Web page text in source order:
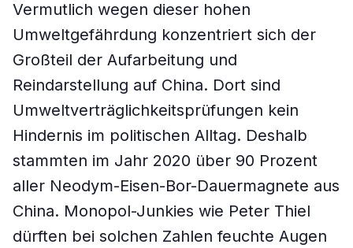
Vermutlich wegen dieser hohen
Umweltgefährdung konzentriert sich der
Großteil der Aufarbeitung und
Reindarstellung auf China. Dort sind
Umweltverträglichkeitsprüfungen kein
Hindernis im politischen Alltag. Deshalb
stammten im Jahr 2020 über 90 Prozent
aller Neodym-Eisen-Bor-Dauermagnete aus
China. Monopol-Junkies wie Peter Thiel
dürften bei solchen Zahlen feuchte Augen